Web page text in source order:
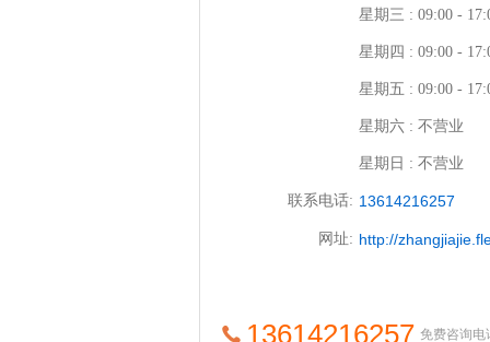
星期三 : 09:00 -
星期四 : 09:00 -
星期五 : 09:00 -
星期六 : 不营业
星期日 : 不营业
联系电话: 13614216257
网址: http://
13614216257 免费咨询电